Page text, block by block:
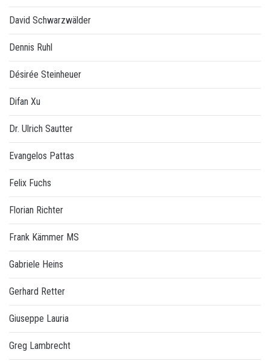
David Schwarzwälder
Dennis Ruhl
Désirée Steinheuer
Difan Xu
Dr. Ulrich Sautter
Evangelos Pattas
Felix Fuchs
Florian Richter
Frank Kämmer MS
Gabriele Heins
Gerhard Retter
Giuseppe Lauria
Greg Lambrecht